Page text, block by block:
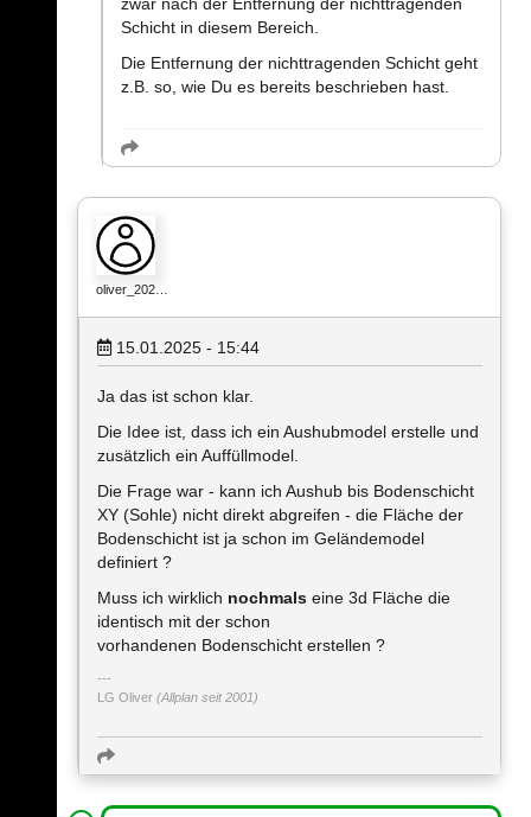
Schicht in diesem Bereich.
Die Entfernung der nichttragenden Schicht geht
z.B. so, wie Du es bereits beschrieben hast.
oliver_202…
15.01.2025 - 15:44
Ja das ist schon klar.
Die Idee ist, dass ich ein Aushubmodel erstelle und
zusätzlich ein Auffüllmodel.
Die Frage war - kann ich Aushub bis Bodenschicht
XY (Sohle) nicht direkt abgreifen - die Fläche der
Bodenschicht ist ja schon im Geländemodel
definiert ?
Muss ich wirklich nochmals eine 3d Fläche die
identisch mit der schon
vorhandenen Bodenschicht erstellen ?
LG Oliver (Allplan seit 2001)